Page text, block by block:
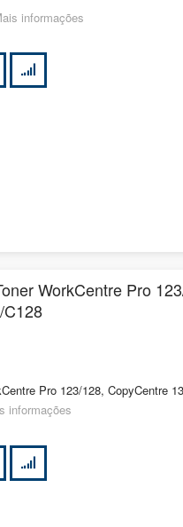
informações
WorkCentre Pro
Pro 123/128, CopyCentre
informações